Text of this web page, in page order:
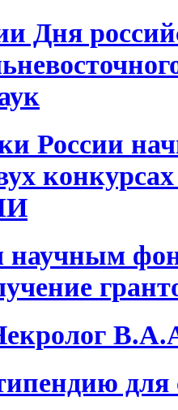
Дня
России
научным
для